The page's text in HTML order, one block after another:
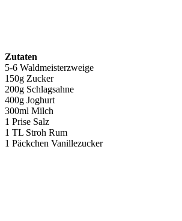
Zutaten
5-6 Waldmeisterzweige
150g Zucker
200g Schlagsahne
400g Joghurt
300ml Milch
1 Prise Salz
1 TL Stroh Rum
1 Päckchen Vanillezucker